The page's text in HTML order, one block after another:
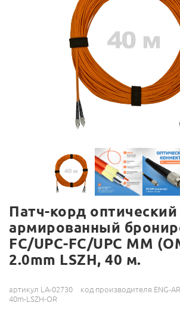
Патч-корд оптический
армированный
FC/UPC-FC/UPC MM
2.0mm LSZH, 40 м.
артикул LA-02730
код производителя ENG-
40m-LSZH-OR